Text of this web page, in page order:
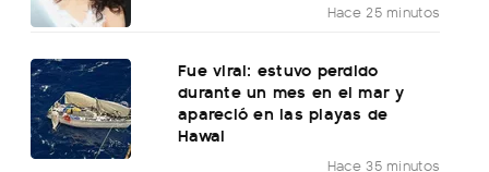
Hace 25 minutos
Fue viral: estuvo perdido
durante un mes en el mar y
apareció en las playas de
Hawai
Hace 35 minutos